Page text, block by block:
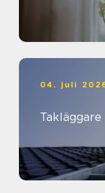
04. juli